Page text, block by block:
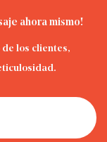
ahora mismo!
los clientes,